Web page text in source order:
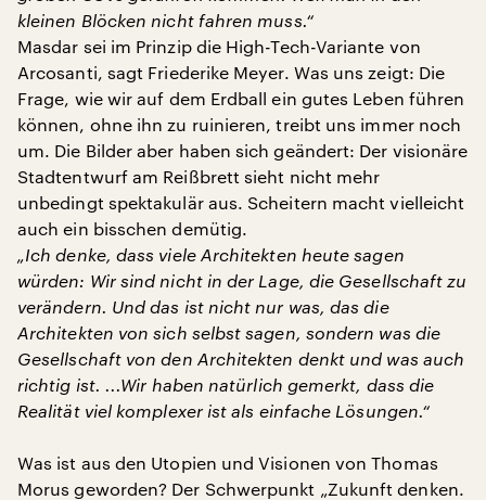
kleinen Blöcken nicht fahren muss.“
Masdar sei im Prinzip die High-Tech-Variante von
Arcosanti, sagt Friederike Meyer. Was uns zeigt: Die
Frage, wie wir auf dem Erdball ein gutes Leben führen
können, ohne ihn zu ruinieren, treibt uns immer noch
um. Die Bilder aber haben sich geändert: Der visionäre
Stadtentwurf am Reißbrett sieht nicht mehr
unbedingt spektakulär aus. Scheitern macht vielleicht
auch ein bisschen demütig.
„Ich denke, dass viele Architekten heute sagen
würden: Wir sind nicht in der Lage, die Gesellschaft zu
verändern. Und das ist nicht nur was, das die
Architekten von sich selbst sagen, sondern was die
Gesellschaft von den Architekten denkt und was auch
richtig ist. ...Wir haben natürlich gemerkt, dass die
Realität viel komplexer ist als einfache Lösungen.“
Was ist aus den Utopien und Visionen von Thomas
Morus geworden? Der Schwerpunkt „Zukunft denken.